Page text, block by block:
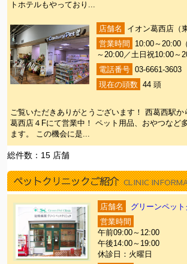
トホテルもやっており...
店舗名
イオン葛西店（
営業時間
10:00～20:00
～20:00／土日祝10:00～
電話番号 03-6661-3603
現在の頭数 44 頭
ご覧いただきありがとうございます！ 西葛西駅か
葛西店４Fにて営業中！ ペット用品、おやつなど
ます。 この機会に是...
総件数：15 店舗
ペットクリニックご紹介 CLINIC
店舗名
グリーンペット
営業時間
午前09:00～12:00
午後14:00～19:00
休診日：火曜日